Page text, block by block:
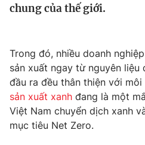
Tin tức
Câu chuyện quốc tế
Tài chính
Thị trường
Góc doanh nghiệp
Dữ liệu và đời sống
Truyền hình
Phim VTV
Giải trí
chung của thế giới.
Trong đó, nhiều doanh
sản xuất ngay từ nguyên liệu
đầu ra đều thân thiện với
sản xuất xanh đang là một
Việt Nam chuyển dịch xanh
mục tiêu Net Zero.